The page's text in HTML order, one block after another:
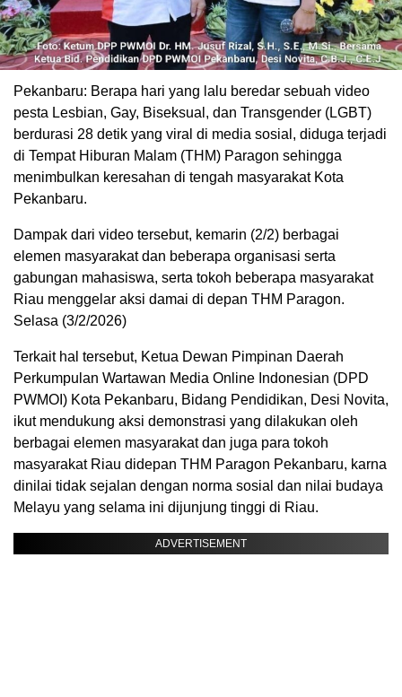
Pekanbaru: Berapa hari yang lalu beredar sebuah video
pesta Lesbian, Gay, Biseksual, dan Transgender (LGBT)
berdurasi 28 detik yang viral di media sosial, diduga terjadi
di Tempat Hiburan Malam (THM) Paragon sehingga
menimbulkan keresahan di tengah masyarakat Kota
Pekanbaru.
Dampak dari video tersebut, kemarin (2/2) berbagai
elemen masyarakat dan beberapa organisasi serta
gabungan mahasiswa, serta tokoh beberapa masyarakat
Riau menggelar aksi damai di depan THM Paragon.
Selasa (3/2/2026)
Terkait hal tersebut, Ketua Dewan Pimpinan Daerah
Perkumpulan Wartawan Media Online Indonesian (DPD
PWMOI) Kota Pekanbaru, Bidang Pendidikan, Desi Novita,
ikut mendukung aksi demonstrasi yang dilakukan oleh
berbagai elemen masyarakat dan juga para tokoh
masyarakat Riau didepan THM Paragon Pekanbaru, karna
dinilai tidak sejalan dengan norma sosial dan nilai budaya
Melayu yang selama ini dijunjung tinggi di Riau.
ADVERTISEMENT